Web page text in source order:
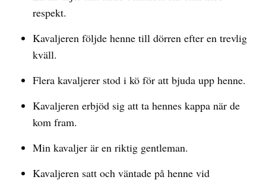
respekt.
Kavaljeren följde henne till dörren efter en trevlig
kväll.
Flera kavaljerer stod i kö för att bjuda upp henne.
Kavaljeren erbjöd sig att ta hennes kappa när de
kom fram.
Min kavaljer är en riktig gentleman.
Kavaljeren satt och väntade på henne vid